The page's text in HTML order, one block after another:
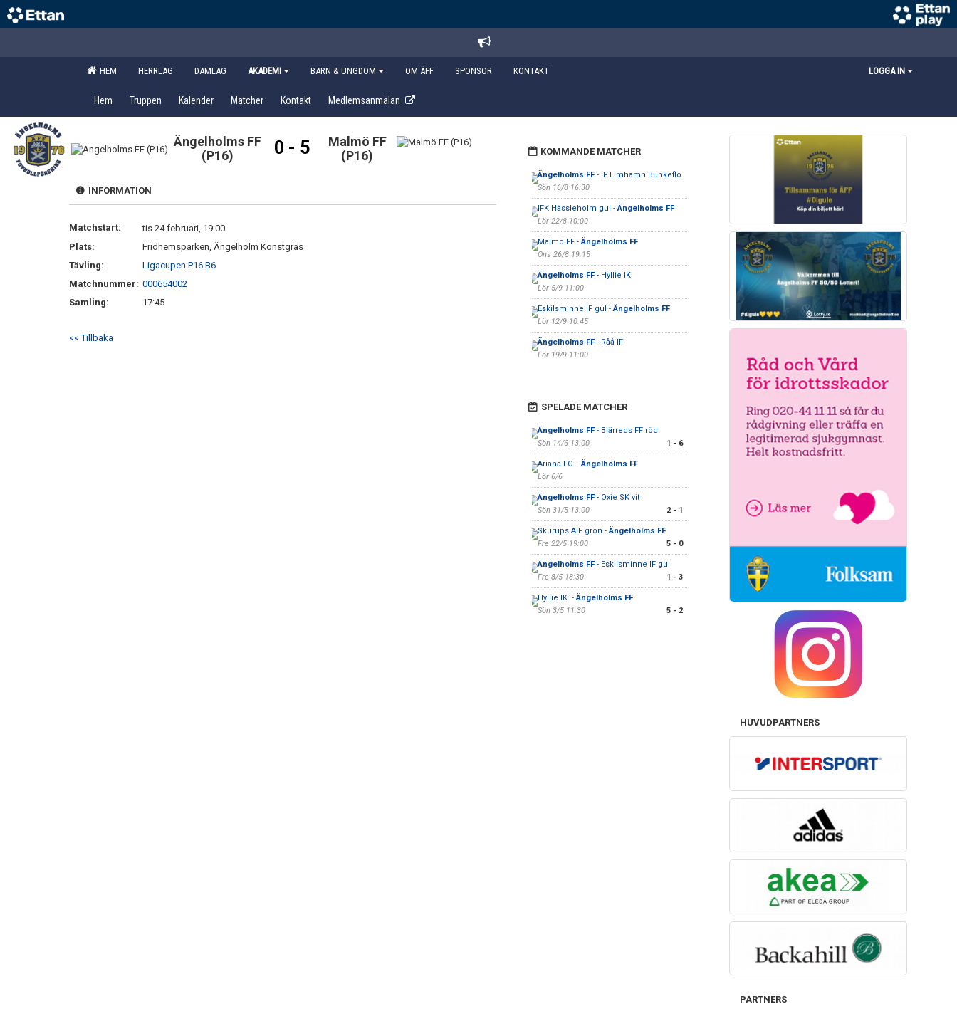
HEM HERRLAG DAMLAG AKADEMI BARN & UNGDOM OM ÄFF SPONSOR KONTAKT LOGGA IN
Hem Truppen Kalender Matcher Kontakt Medlemsanmälan
Ängelholms FF
(P16)
0 - 5
Malmö FF
(P16)
INFORMATION
Matchstart:
tis 24 februari, 19:00
Plats:
Fridhemsparken, Ängelholm Konstgräs
Tävling:
Ligacupen P16 B6
Matchnummer: 000654002
Samling:
17:45
<< Tillbaka
KOMMANDE MATCHER
Ängelholms FF- IF Limhamn Bunkeflo
Sön 16/8 16:30
IFK Hässleholm gul -Ängelholms FF
Lör 22/8 10:00
Malmö FF -Ängelholms FF
Ons 26/8 19:15
Ängelholms FF- Hyllie IK
Lör 5/9 11:00
Eskilsminne IF gul -Ängelholms FF
Lör 12/9 10:45
Ängelholms FF- Råå IF
Lör 19/9 11:00
SPELADE MATCHER
Ängelholms FF- Bjärreds FF röd
Sön 14/6 13:00
1 - 6
Ariana FC -Ängelholms FF
Lör 6/6
Ängelholms FF- Oxie SK vit
Sön 31/5 13:00
2 - 1
Skurups AIF grön -Ängelholms FF
Fre 22/5 19:00
5 - 0
Ängelholms FF- Eskilsminne IF gul
Fre 8/5 18:30
1 - 3
Hyllie IK -Ängelholms FF
Sön 3/5 11:30
5 - 2
HUVUDPARTNERS
PARTNERS